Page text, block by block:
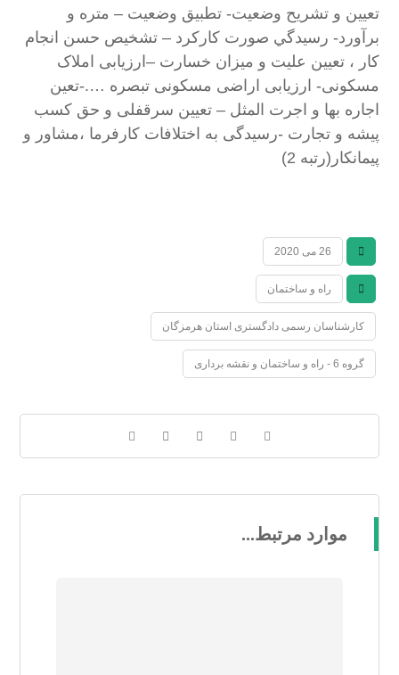
تعيين و تشريح وضعيت- تطبيق وضعيت – متره و
برآورد- رسيدگي صورت كاركرد – تشخيص حسن انجام
كار ، تعيين عليت و ميزان خسارت –ارزیابی املاک
مسکونی- ارزیابی اراضی مسکونی تبصره ….-تعین
اجاره بها و اجرت المثل – تعیین سرقفلی و حق کسب
پیشه و تجارت -رسیدگی به اختلافات کارفرما ،مشاور و
پیمانکار(رتبه 2)
26 می 2020
راه و ساختمان
کارشناسان رسمی دادگستری استان هرمزگان
گروه 6 - راه و ساختمان و نقشه برداری
موارد مرتبط...